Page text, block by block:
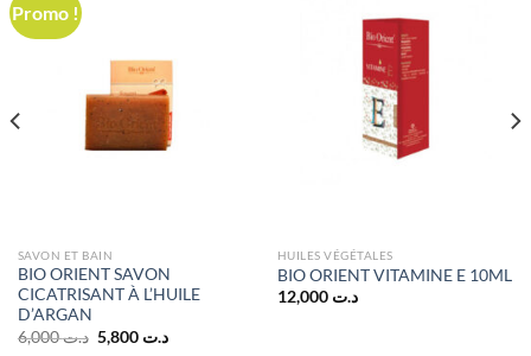
Promo !
SAVON ET BAIN
BIO ORIENT SAVON
CICATRISANT À L’HUILE
D’ARGAN
د.ت6,000
Le
prix
د.ت 5,800
Le
HUILES VÉGÉTALES
BIO ORIENT VITAMINE E 10ML
د.ت 12,000